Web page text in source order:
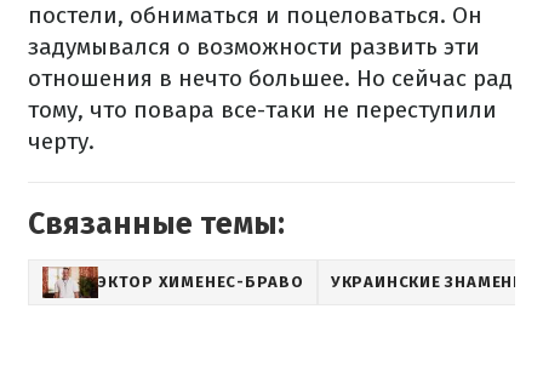
постели, обниматься и поцеловаться. Он
задумывался о возможности развить эти
отношения в нечто большее. Но сейчас рад
тому, что повара все-таки не переступили
черту.
Связанные темы:
ЭКТОР ХИМЕНЕС-БРАВО УКРАИНСКИЕ